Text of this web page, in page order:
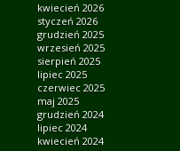
kwiecień 2026
styczeń 2026
grudzień 2025
wrzesień 2025
sierpień 2025
lipiec 2025
czerwiec 2025
maj 2025
grudzień 2024
lipiec 2024
kwiecień 2024